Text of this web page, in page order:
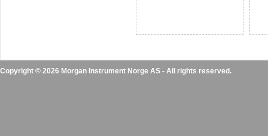
Copyright © 2026 Morgan Instrument Norge AS - All rights reserved.